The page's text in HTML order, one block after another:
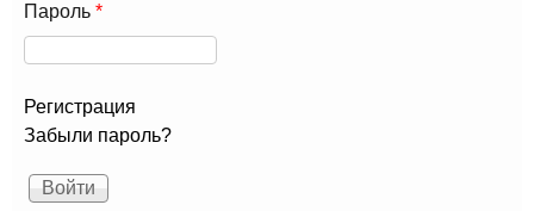
Пароль *
Регистрация
Забыли пароль?